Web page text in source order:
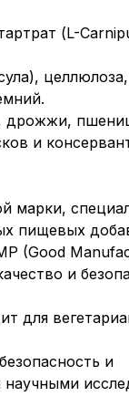
(L-
дрожжи,
и
марки,
пищевых
(Good
и
для
и